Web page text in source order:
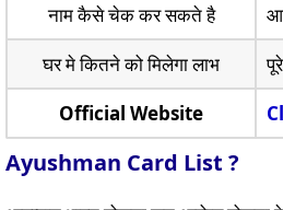
नाम कैसे चेक कर सकते है
घर मे कितने को मिलेगा लाभ
Official Website
Ayushman Card List ?